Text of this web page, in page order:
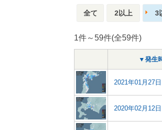
全て 2以上 3
1件～59件(全59件)
▼発生
2021年01月27
2020年02月12